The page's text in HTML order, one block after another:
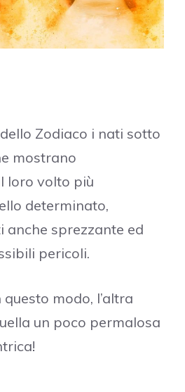
Zodiaco i nati sotto
mostrano
loro volto più
determinato,
anche sprezzante ed
pericoli.
modo, l’altra
un poco permalosa